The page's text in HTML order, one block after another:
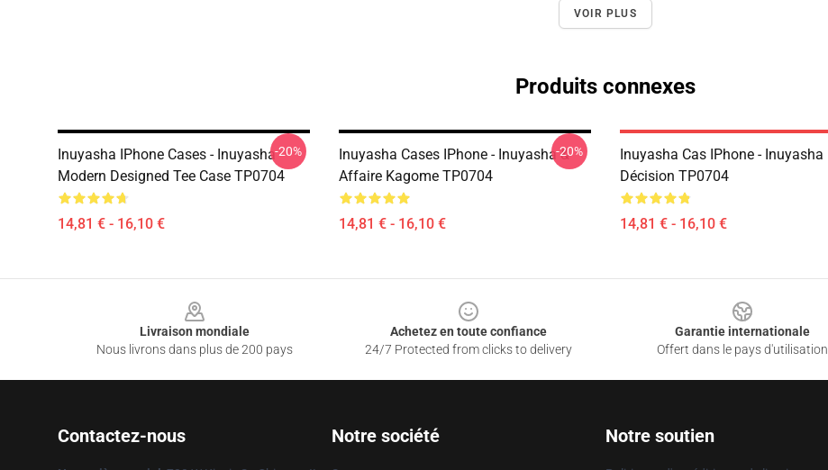
VOIR PLUS
Produits connexes
Inuyasha IPhone Cases - Inuyasha
Modern Designed Tee Case TP0704
14,81 € - 16,10 €
-20%
Inuyasha Cases IPhone - Inuyasha &
Affaire Kagome TP0704
14,81 € - 16,10 €
-20%
Inuyasha Cas IPhone - Inuyasha
Décision TP0704
14,81 € - 16,10 €
Livraison mondiale
Nous livrons dans plus de 200 pays
Achetez en toute confiance
24/7 Protected from clicks to delivery
Garantie internationale
Offert dans le pays d'utilisation
Contactez-nous Notre société Notre soutien